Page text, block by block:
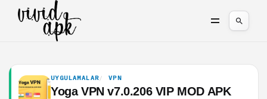
UYGULAMALAR VPN
Yoga VPN v7.0.206 VIP MOD APK